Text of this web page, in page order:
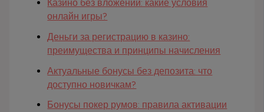
Казино без вложений: какие условия
онлайн игры?
Деньги за регистрацию в казино:
преимущества и принципы начисления
Актуальные бонусы без депозита: что
доступно новичкам?
Бонусы покер румов: правила активации